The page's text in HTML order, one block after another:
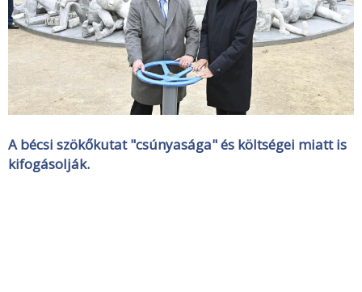
A bécsi szökőkutat "csúnyasága" és költségei miatt is
kifogásolják.